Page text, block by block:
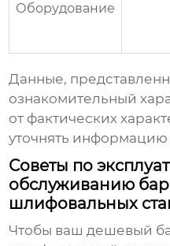
Оборудование
Данные,
ознакомительный
от фактических
уточнять информацию
Советы по
обслуживанию
шлифовальных
Чтобы вашдешевый